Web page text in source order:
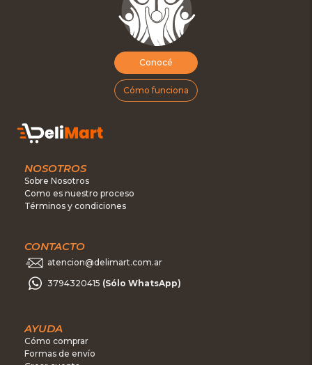
Conocé
Cómo funciona
NOSOTROS
Sobre Nosotros
Como es nuestro proceso
Términos y condiciones
CONTACTO
atencion@delimart.com.ar
3794320415 (Sólo WhatsApp)
AYUDA
Cómo comprar
Formas de envío